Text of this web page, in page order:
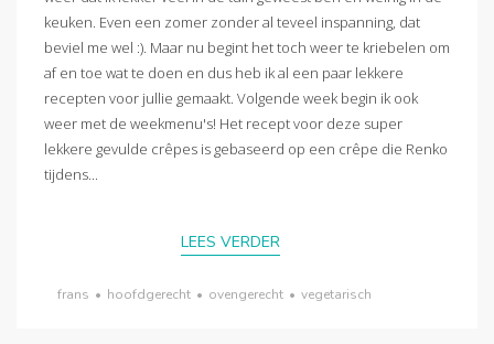
keuken. Even een zomer zonder al teveel inspanning, dat
beviel me wel :). Maar nu begint het toch weer te kriebelen om
af en toe wat te doen en dus heb ik al een paar lekkere
recepten voor jullie gemaakt. Volgende week begin ik ook
weer met de weekmenu's! Het recept voor deze super
lekkere gevulde crêpes is gebaseerd op een crêpe die Renko
tijdens...
LEES VERDER
frans • hoofdgerecht • ovengerecht • vegetarisch